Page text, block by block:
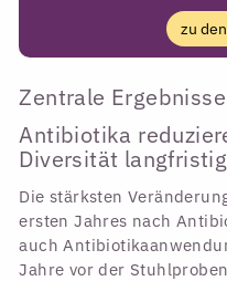
zu
Zentrale Ergebnisse
Antibiotika
Diversität langfristig
Die stärksten
ersten Jahres nach
auch
Jahre vor der